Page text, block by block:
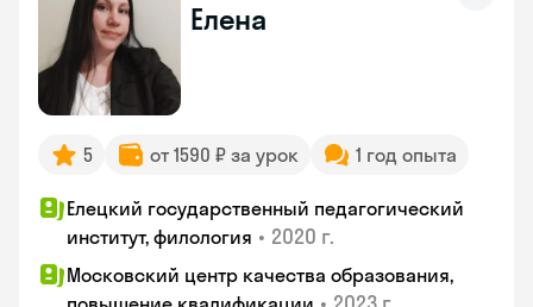
Елена
5 от 1590 ₽ за урок 1 год опыта
Елецкий государственный педагогический
институт, филология • 2020 г.
Московский центр качества образования,